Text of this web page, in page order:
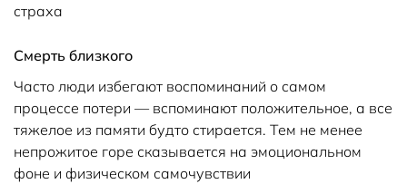
страха
Смерть близкого
Часто люди избегают воспоминаний о самом
процессе потери — вспоминают положительное, а все
тяжелое из памяти будто стирается. Тем не менее
непрожитое горе сказывается на эмоциональном
фоне и физическом самочувствии